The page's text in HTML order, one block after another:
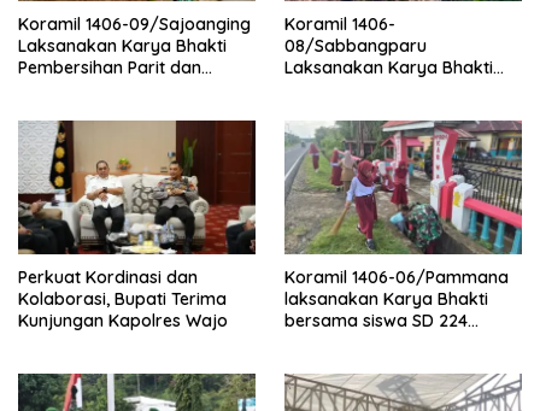
Koramil 1406-09/Sajoanging
Laksanakan Karya Bhakti
Pembersihan Parit dan
Koramil 1406-
08/Sabbangparu
Laksanakan Karya Bhakti
Perkuat Kordinasi dan
Kolaborasi, Bupati Terima
Kunjungan Kapolres Wajo
Koramil 1406-06/Pammana
laksanakan Karya Bhakti
bersama siswa SD 224